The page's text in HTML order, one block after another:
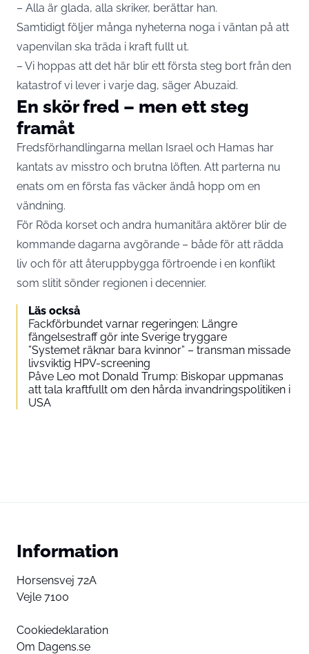
– Alla är glada, alla skriker, berättar han.
Samtidigt följer många nyheterna noga i väntan på att
vapenvilan ska träda i kraft fullt ut.
– Vi hoppas att det här blir ett första steg bort från den
katastrof vi lever i varje dag, säger Abuzaid.
En skör fred – men ett steg
framåt
Fredsförhandlingarna mellan Israel och Hamas har
kantats av misstro och brutna löften. Att parterna nu
enats om en första fas väcker ändå hopp om en
vändning.
För Röda korset och andra humanitära aktörer blir de
kommande dagarna avgörande – både för att rädda
liv och för att återuppbygga förtroende i en konflikt
som slitit sönder regionen i decennier.
Läs också
Fackförbundet varnar regeringen: Längre
fängelsestraff gör inte Sverige tryggare
”Systemet räknar bara kvinnor” – transman missade
livsviktig HPV-screening
Påve Leo mot Donald Trump: Biskopar uppmanas
att tala kraftfullt om den hårda invandringspolitiken i
USA
Information
Horsensvej 72A
Vejle 7100
Cookiedeklaration
Om Dagens.se